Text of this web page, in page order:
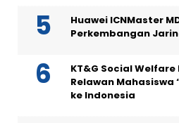
Huawei ICNMaster
Perkembangan
KT&G Social
Relawan Mahasiswa
ke Indonesia